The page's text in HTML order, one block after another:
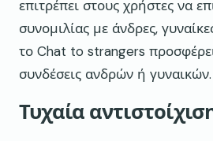
επιτρέπει στους χρήστες να
συνομιλίας με άνδρες,
το Chat to strangers
συνδέσεις ανδρών ή γυναικών.
Τυχαία